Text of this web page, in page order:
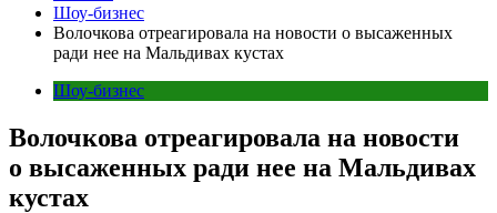
Шоу-бизнес
Волочкова отреагировала на новости о высаженных
ради нее на Мальдивах кустах
Шоу-бизнес
Волочкова отреагировала на новости
о высаженных ради нее на Мальдивах
кустах